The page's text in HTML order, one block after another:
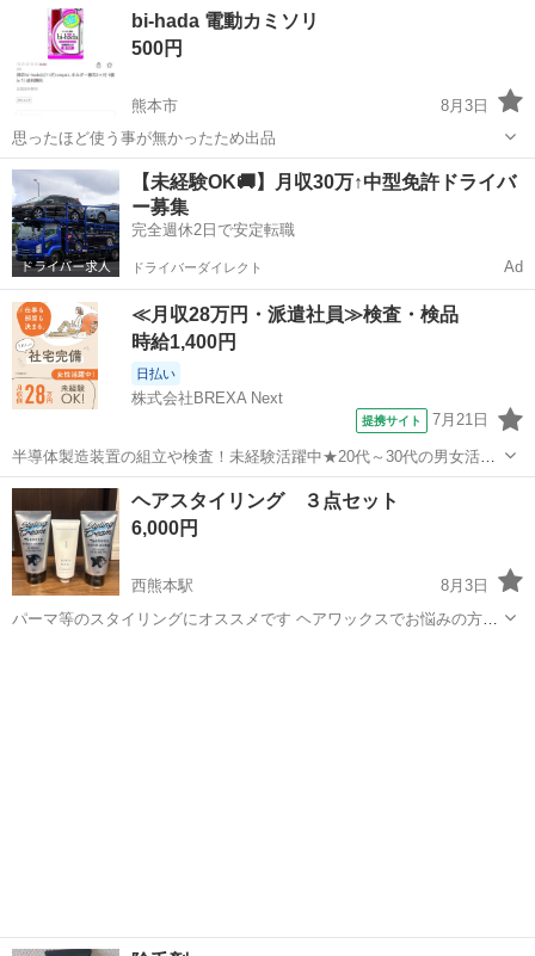
数ご購入の場合、お値段交渉受け付けます★
熊本 健康食品
bi-hada 電動カミソリ
500円
熊本市
8月3日
思ったほど使う事が無かったため出品
熊本 熊本市 その他
【未経験OK🚚】月収30万↑中型免許ドライバ
ー募集
完全週休2日で安定転職
ドライバーダイレクト Ad
≪月収28万円・派遣社員≫検査・検品
時給1,400円
日払い
株式会社BREXA Next
提携サイト 7月21日
半導体製造装置の組立や検査！未経験活躍中★20代～30代の男女活躍
中★ワンルーム寮完備！赴任旅費会社負担！マイカー通勤OK！無料駐
車場あり！正社員登用あり！《熊本県菊池郡大津町》 人気の工場のお
仕事 ◇半導体製造装置の組立...
熊本 その他
ヘアスタイリング ３点セット
6,000円
西熊本駅
8月3日
パーマ等のスタイリングにオススメです ヘアワックスでお悩みの方に